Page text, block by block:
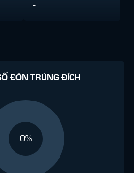
-
ĐÒN TRÚNG ĐÍCH
0%